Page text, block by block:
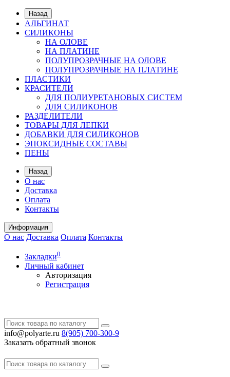
Назад
АЛЬГИНАТ
СИЛИКОНЫ
НА ОЛОВЕ
НА ПЛАТИНЕ
ПОЛУПРОЗРАЧНЫЕ НА ОЛОВЕ
ПОЛУПРОЗРАЧНЫЕ НА ПЛАТИНЕ
ПЛАСТИКИ
КРАСИТЕЛИ
ДЛЯ ПОЛИУРЕТАНОВЫХ СИСТЕМ
ДЛЯ СИЛИКОНОВ
РАЗДЕЛИТЕЛИ
ТОВАРЫ ДЛЯ ЛЕПКИ
ДОБАВКИ ДЛЯ СИЛИКОНОВ
ЭПОКСИДНЫЕ СОСТАВЫ
ПЕНЫ
Назад
О нас
Доставка
Оплата
Контакты
Информация
О нас Доставка Оплата Контакты
Закладки0
Личный кабинет
Авторизация
Регистрация
info@polyarte.ru 8(905) 700-300-9
Заказать обратный звонок